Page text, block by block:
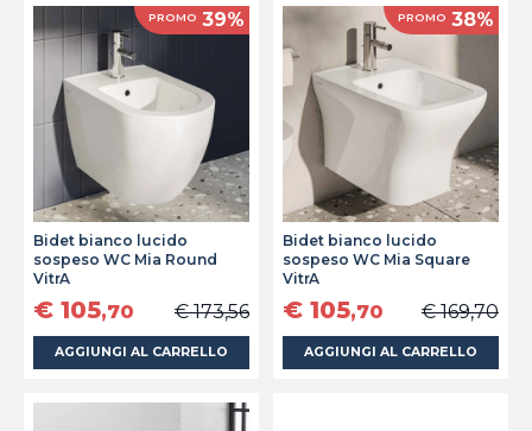
PROMO 39%
Bidet bianco lucido
sospeso WC Mia Round
VitrA
€ 105,70 € 173,56
AGGIUNGI AL CARRELLO
PROMO 38%
Bidet bianco lucido
sospeso WC Mia Square
VitrA
€ 105,70 € 169,70
AGGIUNGI AL CARRELLO